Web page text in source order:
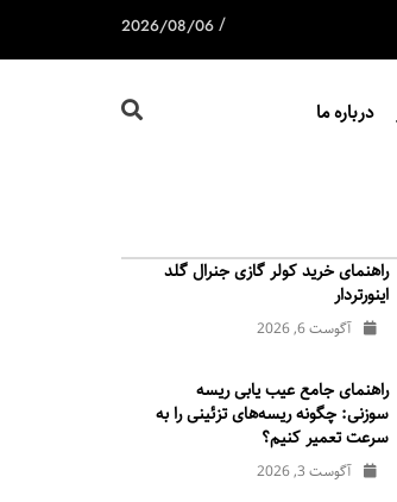
/
2026/08/06
درباره ما
راهنمای خرید کولر گازی جنرال‌ گلد
اینورتر‌دار
آگوست 6, 2026
راهنمای جامع عیب یابی ریسه
سوزنی: چگونه ریسه‌های تزئینی را به
سرعت تعمیر کنیم؟
آگوست 3, 2026